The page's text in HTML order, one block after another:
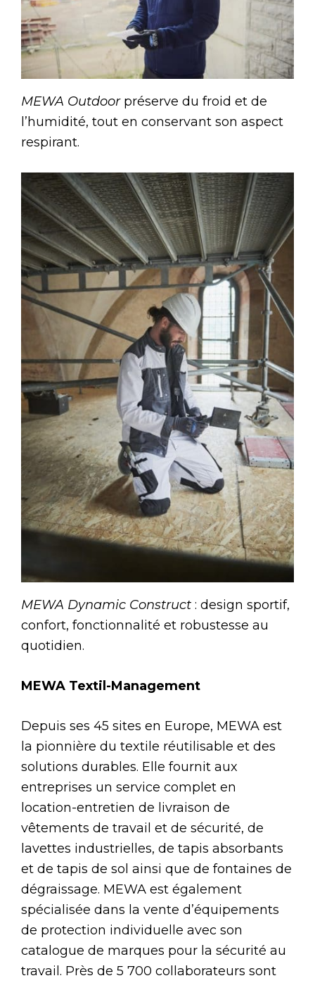
MEWA Outdoor préserve du froid et de
l’humidité, tout en conservant son aspect
respirant.
MEWA Dynamic Construct : design sportif,
confort, fonctionnalité et robustesse au
quotidien.
MEWA Textil-Management
Depuis ses 45 sites en Europe, MEWA est
la pionnière du textile réutilisable et des
solutions durables. Elle fournit aux
entreprises un service complet en
location-entretien de livraison de
vêtements de travail et de sécurité, de
lavettes industrielles, de tapis absorbants
et de tapis de sol ainsi que de fontaines de
dégraissage. MEWA est également
spécialisée dans la vente d’équipements
de protection individuelle avec son
catalogue de marques pour la sécurité au
travail. Près de 5 700 collaborateurs sont